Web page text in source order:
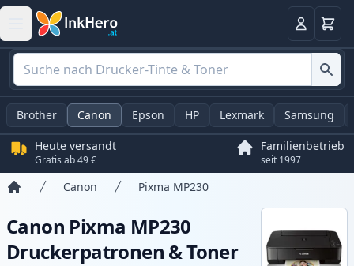
Anmelden
Brother Canon Epson HP Lexmark Samsung
Heute versandt
Gratis ab 49 €
Familienbetrieb
seit 1997
Canon Pixma MP230
Canon Pixma MP230
Druckerpatronen & Toner